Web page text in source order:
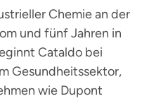
Chemie an der
und fünf Jahren in
Cataldo bei
Gesundheitssektor,
wie Dupont